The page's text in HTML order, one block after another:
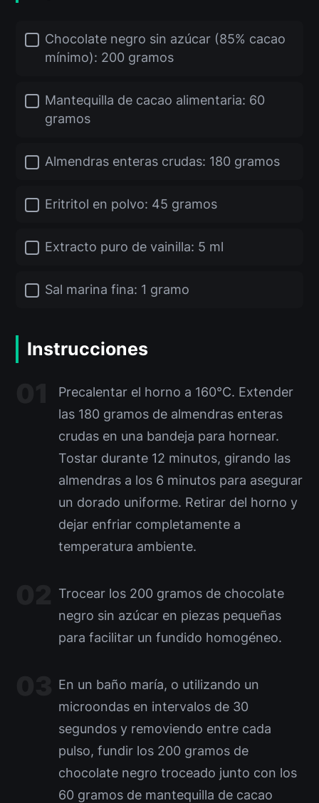
Chocolate negro sin azúcar (85% cacao
mínimo): 200 gramos
Mantequilla de cacao alimentaria: 60
gramos
Almendras enteras crudas: 180 gramos
Eritritol en polvo: 45 gramos
Extracto puro de vainilla: 5 ml
Sal marina fina: 1 gramo
Instrucciones
Precalentar el horno a 160°C. Extender
las 180 gramos de almendras enteras
crudas en una bandeja para hornear.
Tostar durante 12 minutos, girando las
almendras a los 6 minutos para asegurar
un dorado uniforme. Retirar del horno y
dejar enfriar completamente a
temperatura ambiente.
Trocear los 200 gramos de chocolate
negro sin azúcar en piezas pequeñas
para facilitar un fundido homogéneo.
En un baño maría, o utilizando un
microondas en intervalos de 30
segundos y removiendo entre cada
pulso, fundir los 200 gramos de
chocolate negro troceado junto con los
60 gramos de mantequilla de cacao